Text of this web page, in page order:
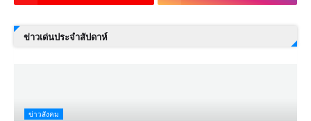
ข่าวเด่นประจำสัปดาห์
ข่าวสังคม